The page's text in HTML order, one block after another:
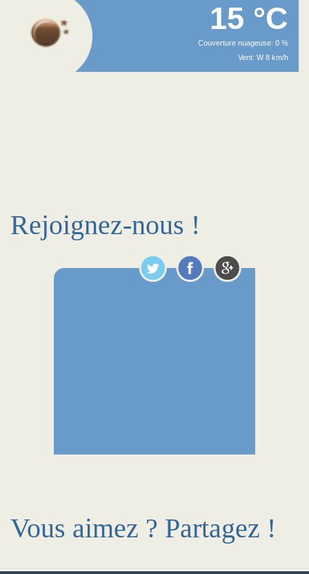
15 °C
Couverture nuageuse: 0 %
Vent: W 8 km/h
Rejoignez-nous !
Vous aimez ? Partagez !